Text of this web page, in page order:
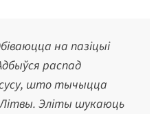
на пазіцыі
распад
што тычыцца
Літвы. Эліты шукаюць